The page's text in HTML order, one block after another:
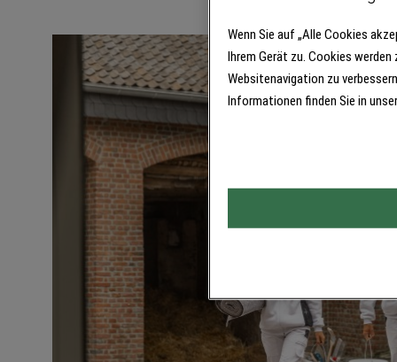
Wenn Sie auf „Alle Cookies
Ihrem Gerät zu. Cookies
Websitenavigation zu
Informationen finden Sie in